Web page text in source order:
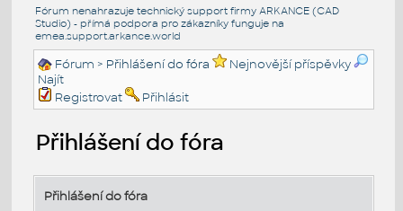
Fórum nenahrazuje technický support firmy ARKANCE (CAD
Studio) - přímá podpora pro zákazníky funguje na
emea.support.arkance.world
Fórum > Přihlášení do fóra
Nejnovější příspěvky
Najít
Registrovat
Přihlásit
Přihlášení do fóra
Přihlášení do fóra